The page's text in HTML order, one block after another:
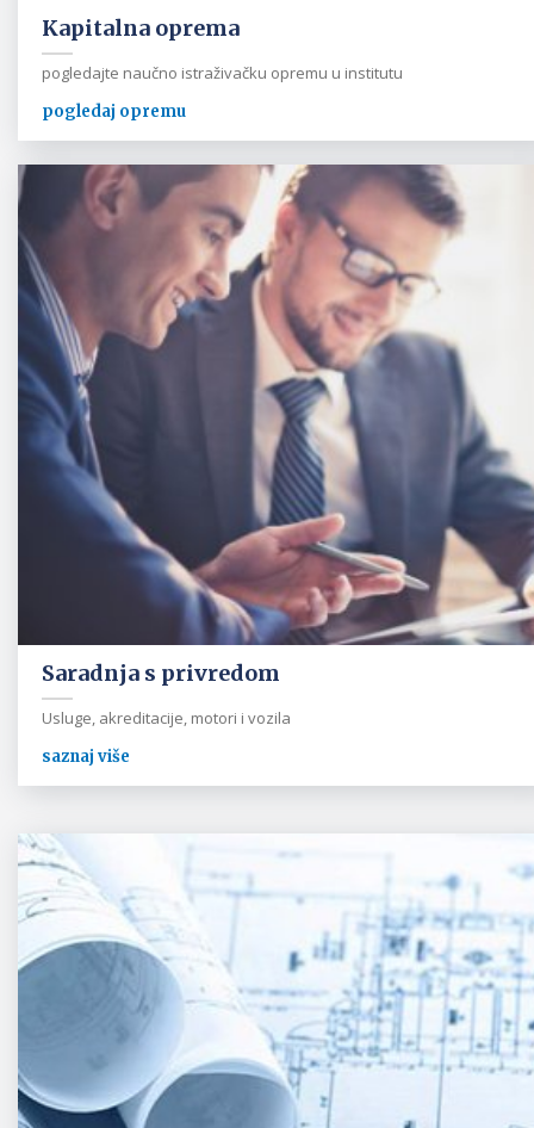
Kapitalna oprema
pogledajte naučno istraživačku opremu u institutu
pogledaj opremu
Saradnja s privredom
Usluge, akreditacije, motori i vozila
saznaj više